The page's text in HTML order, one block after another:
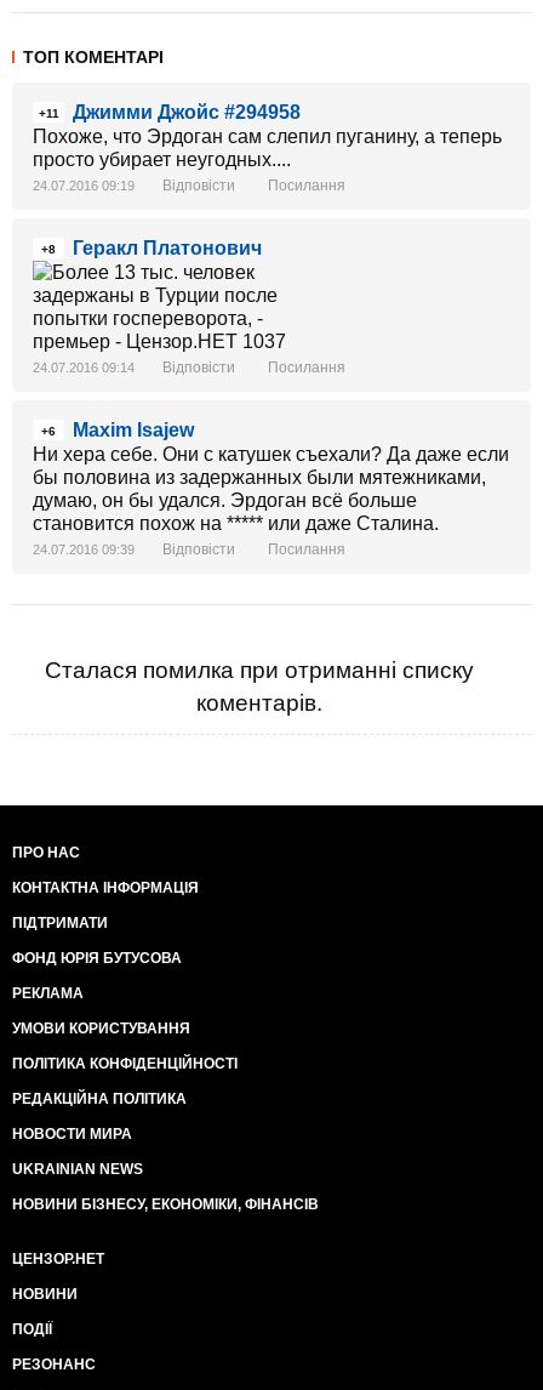
ТОП КОМЕНТАРІ
+11
Джимми Джойс #294958
Похоже, что Эрдоган сам слепил пуганину, а теперь
просто убирает неугодных....
24.07.2016 09:19 Відповісти Посилання
+8 Геракл Платонович
24.07.2016 09:14 Відповісти Посилання
+6
Maxim Isajew
Ни хера себе. Они с катушек съехали? Да даже если
бы половина из задержанных были мятежниками,
думаю, он бы удался. Эрдоган всё больше
становится похож на ***** или даже Сталина.
24.07.2016 09:39 Відповісти Посилання
Сталася помилка при отриманні списку
коментарів.
ПРО НАС
КОНТАКТНА ІНФОРМАЦІЯ
ПІДТРИМАТИ
ФОНД ЮРІЯ БУТУСОВА
РЕКЛАМА
УМОВИ КОРИСТУВАННЯ
ПОЛІТИКА КОНФІДЕНЦІЙНОСТІ
РЕДАКЦІЙНА ПОЛІТИКА
НОВОСТИ МИРА
UKRAINIAN NEWS
НОВИНИ БІЗНЕСУ, ЕКОНОМІКИ, ФІНАНСІВ
ЦЕНЗОР.НЕТ
НОВИНИ
ПОДІЇ
РЕЗОНАНС